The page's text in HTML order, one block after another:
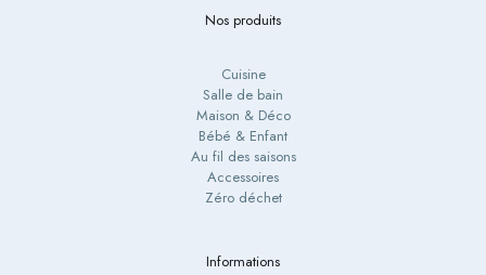
Nos produits
Cuisine
Salle de bain
Maison & Déco
Bébé & Enfant
Au fil des saisons
Accessoires
Zéro déchet
Informations